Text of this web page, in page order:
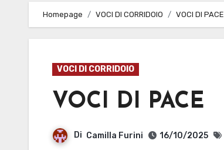
Homepage VOCI DI CORRIDOIO VOCI DI PACE
VOCI DI CORRIDOIO
VOCI DI PACE
Di Camilla Furini 16/10/2025